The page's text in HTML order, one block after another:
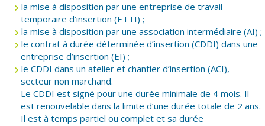
la mise à disposition par une entreprise de travail
temporaire d’insertion (ETTI) ;
la mise à disposition par une association intermédiaire (AI) ;
le contrat à durée déterminée d’insertion (CDDI) dans une
entreprise d’insertion (EI) ;
le CDDI dans un atelier et chantier d’insertion (ACI),
secteur non marchand.
Le CDDI est signé pour une durée minimale de 4 mois. Il
est renouvelable dans la limite d’une durée totale de 2 ans.
Il est à temps partiel ou complet et sa durée